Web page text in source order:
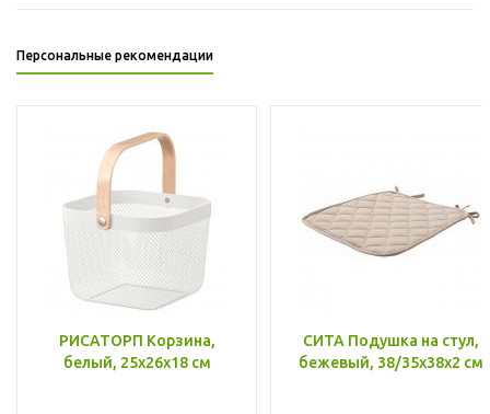
Персональные рекомендации
РИСАТОРП Корзина,
белый, 25x26x18 см
СИТА Подушка на стул,
бежевый, 38/35x38x2 см